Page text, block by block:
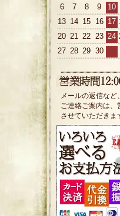
6
7 8 9 10
13 14 15 16 17
20 21 22 23 24
27 28 29 30
メールの返信など
ご連絡ご案内は、
させていただきま